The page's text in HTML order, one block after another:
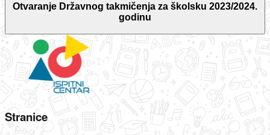
Otvaranje Državnog takmičenja za školsku 2023/2024.
godinu
Stranice